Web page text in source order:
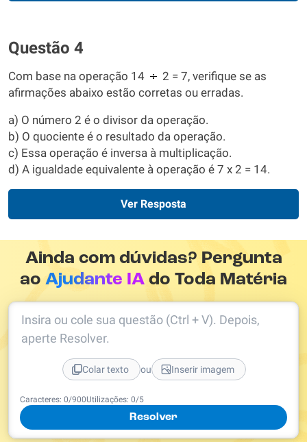
Questão 4
Com base na operação 14
2 = 7, verifique se as
afirmações abaixo estão corretas ou erradas.
a) O número 2 é o divisor da operação.
b) O quociente é o resultado da operação.
c) Essa operação é inversa à multiplicação.
d) A igualdade equivalente à operação é 7 x 2 = 14.
Ver Resposta
Ainda com dúvidas? Pergunta
aoAjudante IA do Toda Matéria
Caracteres: 0/900Utilizações: 0/5
Resolver
Insira ou cole sua questão (Ctrl + V). Depois,
aperte Resolver.
Colar texto ou Inserir imagem